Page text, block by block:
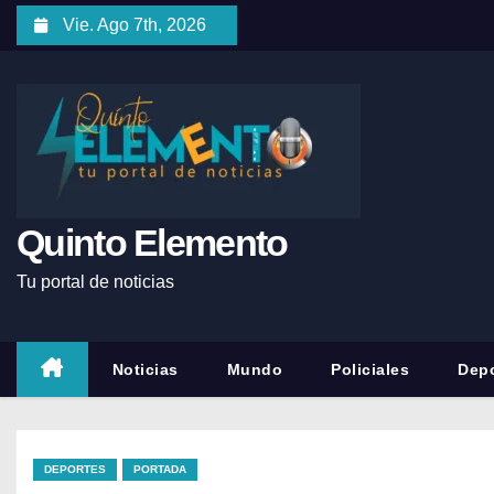
Vie. Ago 7th, 2026
Quinto Elemento
Tu portal de noticias
Noticias Mundo Policiales
DEPORTES PORTADA